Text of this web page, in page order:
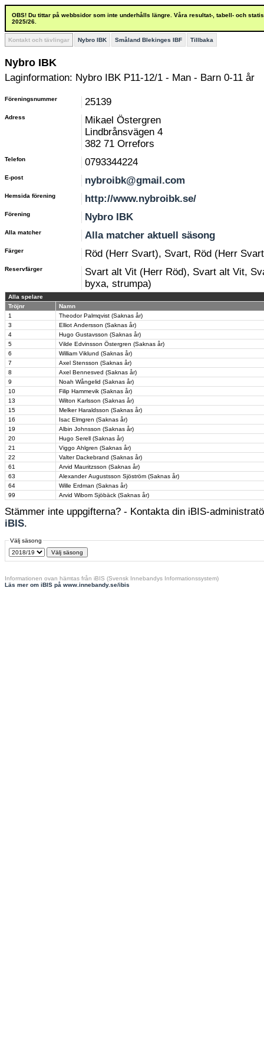
OBS! Du tittar på webbsidor som inte underhålls längre. Våra resultat-, tabell- och
2025/26.
Kontakt och tävlingar Nybro IBK Småland Blekinges IBF Tillbaka
Nybro IBK
Laginformation: Nybro IBK P11-12/1 - Man - Barn 0-11 år
Föreningsnummer 25139
Adress
Mikael Östergren
Lindbrånsvägen 4
382 71 Orrefors
Telefon 0793344224
E-post nybroibk@gmail.com
Hemsida förening http://www.nybroibk.se/
Förening Nybro IBK
Alla matcher Alla matcher aktuell säsong
Färger Röd (Herr Svart), Svart, Röd (Herr
Reservfärger
Svart alt Vit (Herr Röd), Svart alt Vit,
byxa, strumpa)
Alla spelare
Tröjnr
Namn
1
Theodor Palmqvist (Saknas år)
3
Elliot Andersson (Saknas år)
4
Hugo Gustavsson (Saknas år)
5
Vilde Edvinsson Östergren (Saknas år)
6
William Viklund (Saknas år)
7
Axel Stensson (Saknas år)
8
Axel Bennesved (Saknas år)
9
Noah Wångelid (Saknas år)
10
Filip Hammevik (Saknas år)
13
Wilton Karlsson (Saknas år)
15
Melker Haraldsson (Saknas år)
16
Isac Elmgren (Saknas år)
19
Albin Johnsson (Saknas år)
20
Hugo Serell (Saknas år)
21
Viggo Ahlgren (Saknas år)
22
Valter Dackebrand (Saknas år)
61
Arvid Mauritzsson (Saknas år)
63
Alexander Augustsson Sjöström (Saknas år)
64
Wille Erdman (Saknas år)
99
Arvid Wibom Sjöbäck (Saknas år)
Stämmer inte uppgifterna? - Kontakta din iBIS-
iBIS.
Välj säsong
Informationen ovan hämtas från iBIS (Svensk Innebandys Informationssystem)
Läs mer om iBIS på www.innebandy.se/ibis